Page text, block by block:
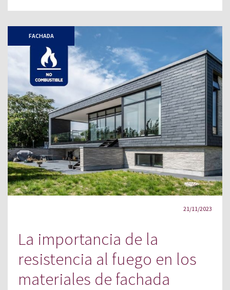
FACHADA
21/11/2023
La importancia de la
resistencia al fuego en los
materiales de fachada